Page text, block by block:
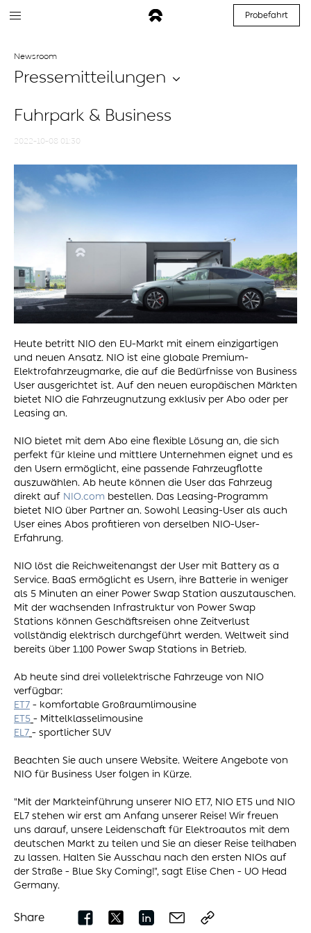
Probefahrt
Newsroom
Pressemitteilungen
2022-10-08 01:30
Fuhrpark & Business
Heute betritt NIO den EU-Markt mit einem einzigartigen
und neuen Ansatz. NIO ist eine globale Premium-
Elektrofahrzeugmarke, die auf die Bedürfnisse von Business
User ausgerichtet ist. Auf den neuen europäischen Märkten
bietet NIO die Fahrzeugnutzung exklusiv per Abo oder per
Leasing an.
NIO bietet mit dem Abo eine flexible Lösung an, die sich
perfekt für kleine und mittlere Unternehmen eignet und es
den Usern ermöglicht, eine passende Fahrzeugflotte
auszuwählen. Ab heute können die User das Fahrzeug
direkt auf NIO.com bestellen. Das Leasing-Programm
bietet NIO über Partner an. Sowohl Leasing-User als auch
User eines Abos profitieren von derselben NIO-User-
Erfahrung.
NIO löst die Reichweitenangst der User mit Battery as a
Service. BaaS ermöglicht es Usern, ihre Batterie in weniger
als 5 Minuten an einer Power Swap Station auszutauschen.
Mit der wachsenden Infrastruktur von Power Swap
Stations können Geschäftsreisen ohne Zeitverlust
vollständig elektrisch durchgeführt werden. Weltweit sind
bereits über 1.100 Power Swap Stations in Betrieb.
Ab heute sind drei vollelektrische Fahrzeuge von NIO
verfügbar:
ET7 - komfortable Großraumlimousine
ET5 - Mittelklasselimousine
EL7 - sportlicher SUV
Beachten Sie auch unsere Website. Weitere Angebote von
NIO für Business User folgen in Kürze.
"Mit der Markteinführung unserer NIO ET7, NIO ET5 und NIO
EL7 stehen wir erst am Anfang unserer Reise! Wir freuen
uns darauf, unsere Leidenschaft für Elektroautos mit dem
deutschen Markt zu teilen und Sie an dieser Reise teilhaben
zu lassen. Halten Sie Ausschau nach den ersten NIOs auf
der Straße - Blue Sky Coming!", sagt Elise Chen - UO Head
Germany.
Share